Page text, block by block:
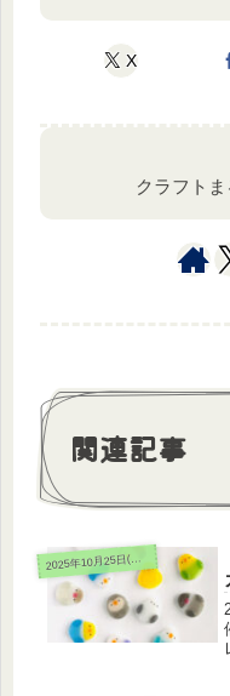
X
クラフト
関連記事
2025年10月25日(土)26日(日)